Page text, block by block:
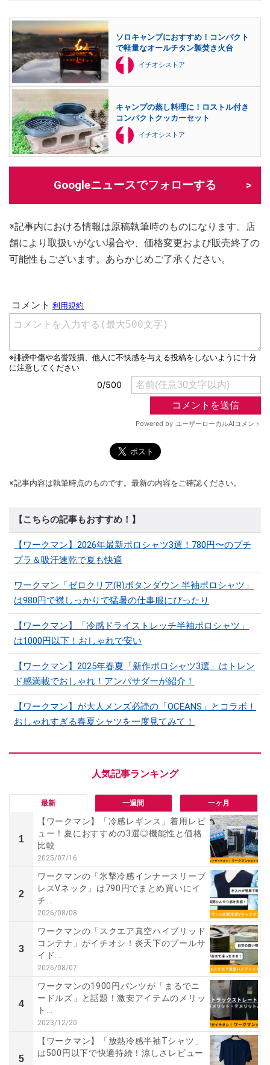
ソロキャンプにおすすめ！コンパクト
で軽量なオールチタン製焚き火台
イチオシストア
キャンプの蒸し料理に！ロストル付き
コンパクトクッカーセット
イチオシストア
Googleニュースでフォローする
※記事内における情報は原稿執筆時のものになります。店
舗により取扱いがない場合や、価格変更および販売終了の
可能性もございます。あらかじめご了承ください。
※記事内容は執筆時点のものです。最新の内容をご確認ください。
【こちらの記事もおすすめ！】
【ワークマン】2026年最新ポロシャツ3選！780円〜のプチ
プラ＆吸汗速乾で夏も快適
ワークマン「ゼロクリア(R)ボタンダウン 半袖ポロシャツ」
は980円で襟しっかりで猛暑の仕事服にぴったり
【ワークマン】「冷感ドライストレッチ半袖ポロシャツ」
は1000円以下！おしゃれで安い
【ワークマン】2025年春夏「新作ポロシャツ3選」はトレン
ド感満載でおしゃれ！アンバサダーが紹介！
【ワークマン】が大人メンズ必読の「OCEANS」とコラボ！
おしゃれすぎる春夏シャツを一度見てみて！
最新 一週間 一ヶ月
1
【ワークマン】「冷感レギンス」着用レビ
ュー！夏におすすめの3選◎機能性と価格
比較
2025/07/16
2
ワークマンの「氷撃冷感インナースリーブ
レスVネック」は790円でまとめ買いにイ
チ...
2026/08/08
3
ワークマンの「スクエア真空ハイブリッド
コンテナ」がイチオシ！炎天下のプールサ
イド...
2026/08/07
4
ワークマンの1900円パンツが「まるでニ
ードルズ」と話題！激安アイテムのメリッ
ト...
2023/12/20
5
【ワークマン】「放熱冷感半袖Tシャツ」
は500円以下で快適持続！涼しさレビュー